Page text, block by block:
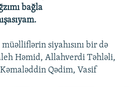
bağla
siyahısını bir də
Həmid, Allahverdi Təhləli,
Qədim, Vasif